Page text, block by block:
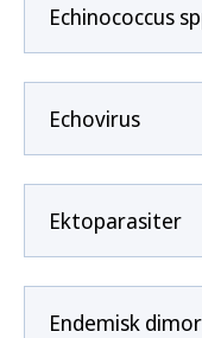
Echinococcus
Echovirus
Ektoparasiter
Endemisk